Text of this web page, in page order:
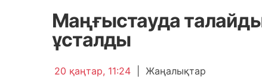
Маңғыстауда
ұсталды
20 қаңтар, 11:24 Жаңалықтар